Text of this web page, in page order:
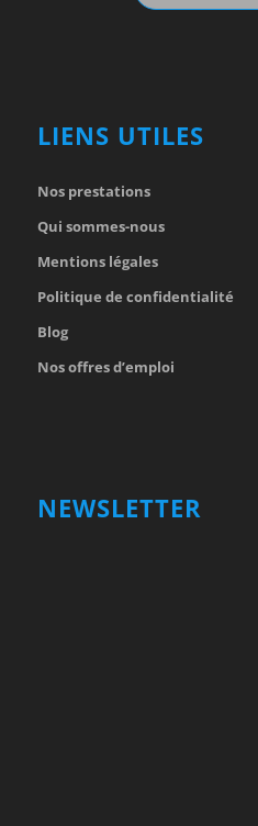
LIENS UTILES
Nos prestations
Qui sommes-nous
Mentions légales
Politique de confidentialité
Blog
Nos offres d’emploi
NEWSLETTER